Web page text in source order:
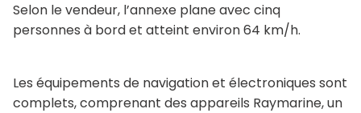
Selon le vendeur, l’annexe plane avec cinq
personnes à bord et atteint environ 64 km/h.
Les équipements de navigation et électroniques sont
complets, comprenant des appareils Raymarine, un